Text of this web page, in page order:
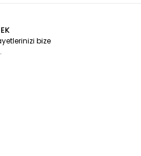
bize